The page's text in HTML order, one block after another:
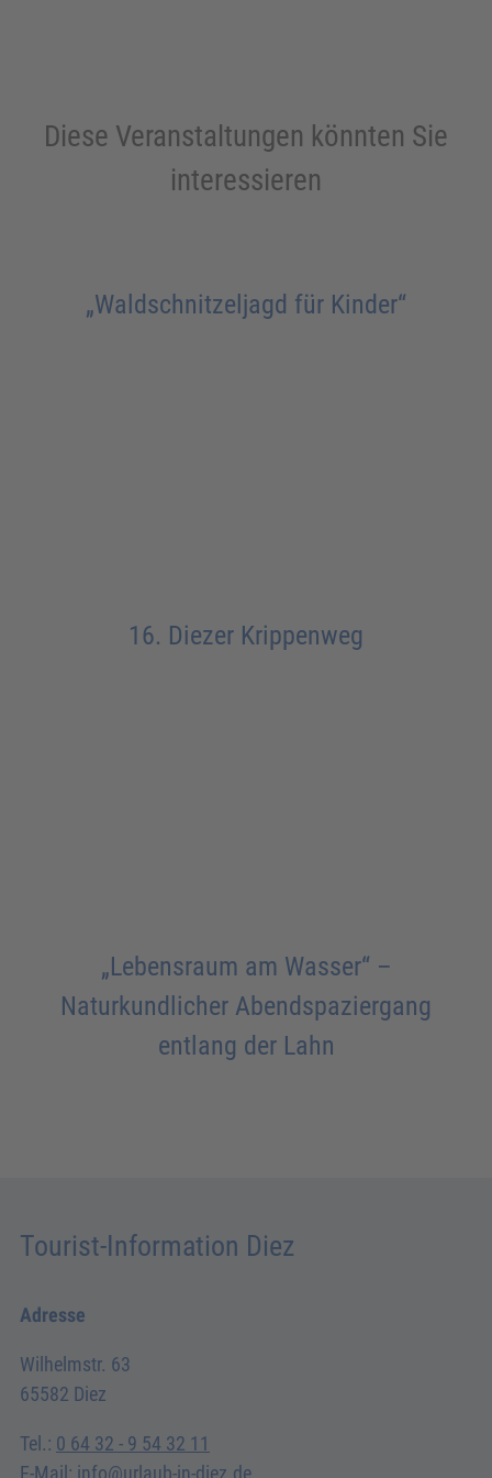
Diese Veranstaltungen könnten Sie
interessieren
„Waldschnitzeljagd für Kinder“
16. Diezer Krippenweg
„Lebensraum am Wasser“ –
Naturkundlicher Abendspaziergang
entlang der Lahn
Tourist-Information Diez
Adresse
Wilhelmstr. 63
65582 Diez
Tel.: 0 64 32 - 9 54 32 11